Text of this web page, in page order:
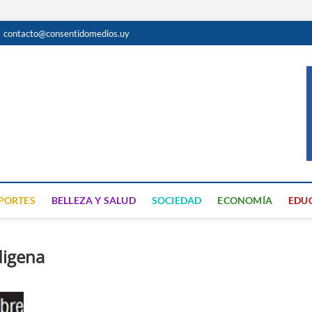
contacto@consentidomedios.uy
BELLEZA Y SALUD SOCIEDAD ECONOMÍA